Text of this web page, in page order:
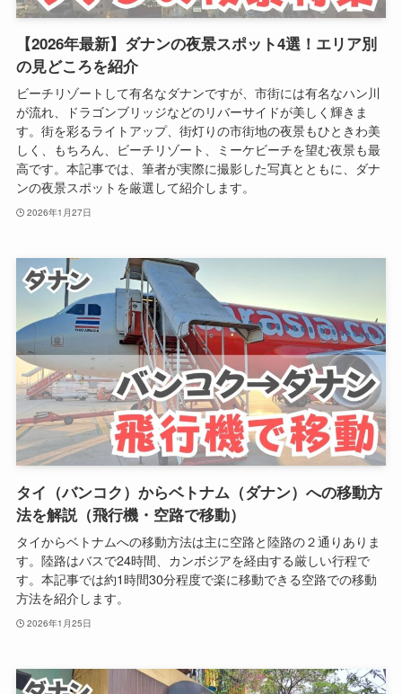
【2026年最新】ダナンの夜景スポット4選！エリア別
の見どころを紹介
ビーチリゾートして有名なダナンですが、市街には有名なハン川
が流れ、ドラゴンブリッジなどのリバーサイドが美しく輝きま
す。街を彩るライトアップ、街灯りの市街地の夜景もひときわ美
しく、もちろん、ビーチリゾート、ミーケビーチを望む夜景も最
高です。本記事では、筆者が実際に撮影した写真とともに、ダナ
ンの夜景スポットを厳選して紹介します。
2026年1月27日
タイ（バンコク）からベトナム（ダナン）への移動方
法を解説（飛行機・空路で移動）
タイからベトナムへの移動方法は主に空路と陸路の２通りありま
す。陸路はバスで24時間、カンボジアを経由する厳しい行程で
す。本記事では約1時間30分程度で楽に移動できる空路での移動
方法を紹介します。
2026年1月25日